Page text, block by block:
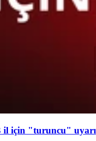
il için "turuncu" uyarı